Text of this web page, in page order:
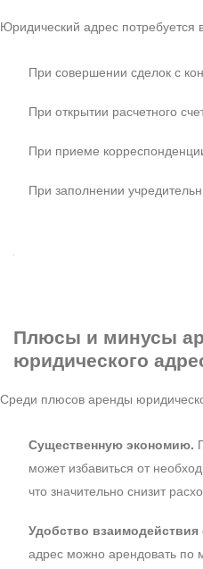
Юридический адрес потребуется
При совершении сделок с
При открытии расчетного
При приеме
При заполнении
Плюсы и минусы
юридического
Среди плюсов аренды
Существенную экономию.
может избавиться от
что значительно снизит
Удобство взаимодействия
адрес можно арендовать по